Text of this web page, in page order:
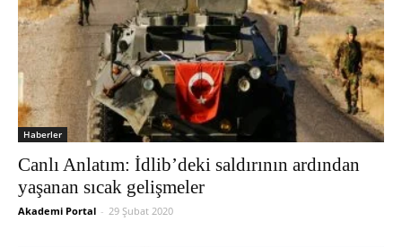
Haberler
Canlı Anlatım: İdlib’deki saldırının ardından
yaşanan sıcak gelişmeler
Akademi Portal - 29 Şubat 2020